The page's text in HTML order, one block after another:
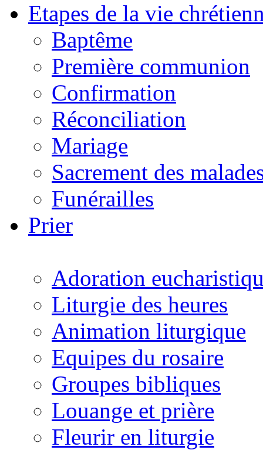
Etapes de la vie
Baptême
Première communion
Confirmation
Réconciliation
Mariage
Sacrement des
Funérailles
Prier
Adoration
Liturgie des heures
Animation liturgique
Equipes du rosaire
Groupes bibliques
Louange et prière
Fleurir en liturgie